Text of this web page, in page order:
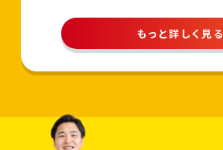
もっと詳しく見る